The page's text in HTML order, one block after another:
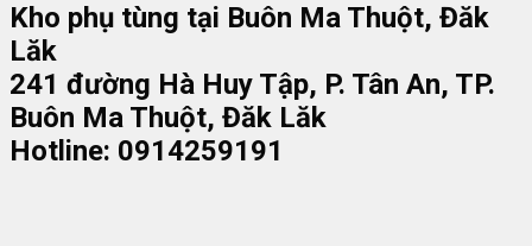
Kho phụ tùng tại Buôn Ma Thuột, Đăk
Lăk
241 đường Hà Huy Tập, P. Tân An, TP.
Buôn Ma Thuột, Đăk Lăk
Hotline: 0914259191